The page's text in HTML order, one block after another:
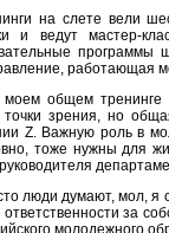
на слете вели
и ведут мастер-
программы
работающая
общем тренинге
зрения, но
Z. Важную роль в
тоже нужны для
люди думают, мол, я
ответственности за
молодежного